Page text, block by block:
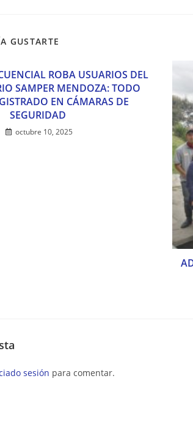
GUSTARTE
ROBA USUARIOS DEL
SAMPER MENDOZA: TODO
EN CÁMARAS DE
SEGURIDAD
octubre 10, 2025
sesión para comentar.